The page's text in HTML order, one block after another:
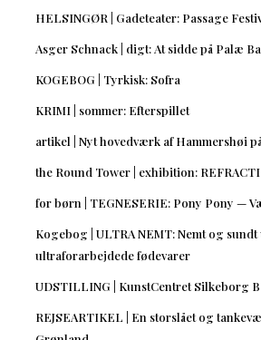
HELSINGØR | Gadeteater: Passage
Asger Schnack | digt: At sidde på Palæ
KOGEBOG | Tyrkisk: Sofra
KRIMI | sommer: Efterspillet
artikel | Nyt hovedværk af Hammershøi
the Round Tower | exhibition:
for børn | TEGNESERIE: Pony Pony —
Kogebog | ULTRA NEMT: Nemt og sundt
ultraforarbejdede fødevarer
UDSTILLING | KunstCentret Silkeborg
REJSEARTIKEL | En storslået og